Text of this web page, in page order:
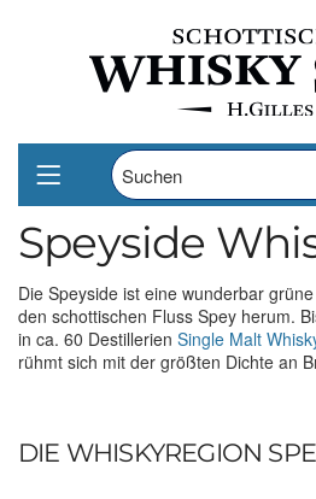
Speyside
Die Speyside ist eine wunderbar
den schottischen Fluss Spey herum.
in ca. 60 Destillerien Single Malt
rühmt sich mit der größten Dichte an
DIE WHISKYREGION